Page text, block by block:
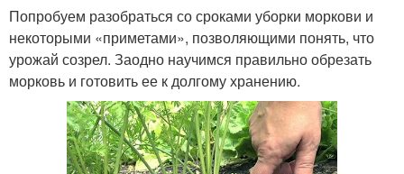
Попробуем разобраться со сроками уборки моркови и
некоторыми «приметами», позволяющими понять, что
урожай созрел. Заодно научимся правильно обрезать
морковь и готовить ее к долгому хранению.